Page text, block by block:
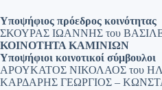
Υποψήφιος πρόεδρος κοινότητας
ΣΚΟΥΡΑΣ ΙΩΑΝΝΗΣ του
ΚΟΙΝΟΤΗΤΑ ΚΑΜΙΝΙΩΝ
Υποψήφιοι κοινοτικοί σύμβουλοι
ΑΡΟΥΚΑΤΟΣ ΝΙΚΟΛΑΟΣ του
ΚΑΡΔΑΡΗΣ ΓΕΩΡΓΙΟΣ –